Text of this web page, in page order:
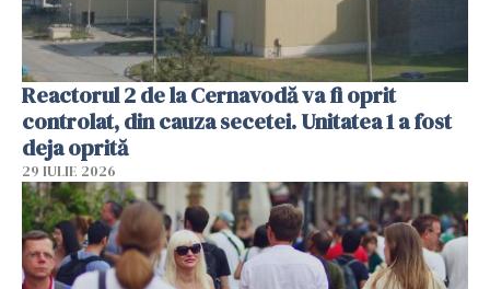
Reactorul 2 de la Cernavodă va fi oprit
controlat, din cauza secetei. Unitatea 1 a fost
deja oprită
29 IULIE 2026